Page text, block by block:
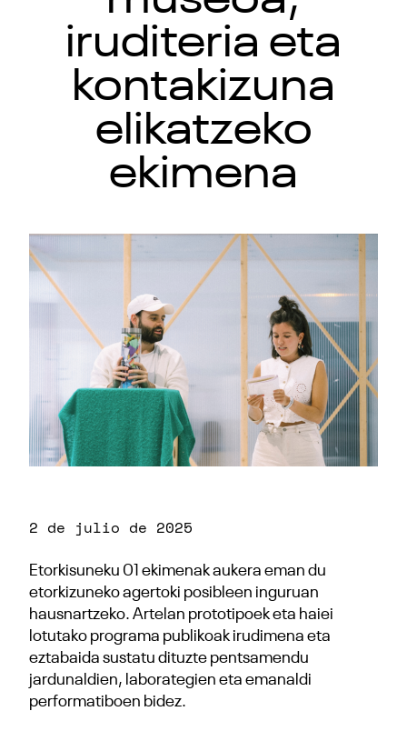
iruditeria eta
kontakizuna
elikatzeko
ekimena
2 de julio de 2025
Etorkisuneku 01 ekimenak aukera eman du
etorkizuneko agertoki posibleen inguruan
hausnartzeko. Artelan prototipoek eta haiei
lotutako programa publikoak irudimena eta
eztabaida sustatu dituzte pentsamendu
jardunaldien, laborategien eta emanaldi
performatiboen bidez.